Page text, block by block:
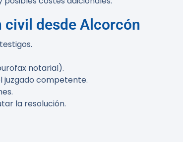
civil desde Alcorcón
notarial).
juzgado competente.
la resolución.